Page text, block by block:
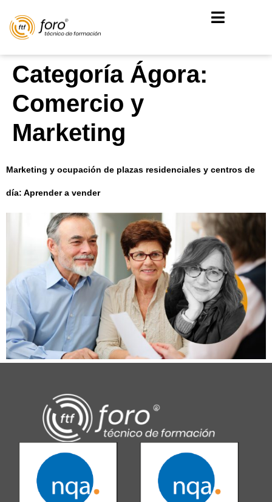
Categoría Ágora:
Comercio y
Marketing
Marketing y ocupación de plazas residenciales y centros de
día: Aprender a vender